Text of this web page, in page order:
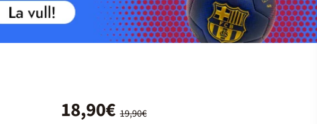
19,90€
18,90€